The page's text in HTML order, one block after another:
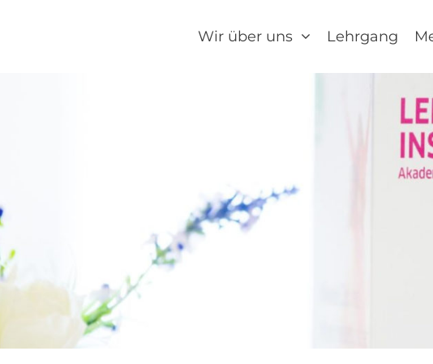
Wir über uns Lehrgang